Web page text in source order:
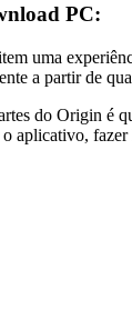
PC:
uma
a partir de
do Origin é
aplicativo,